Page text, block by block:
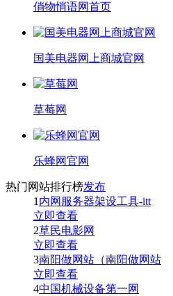
俏物悄语网首页
国美电器网上商城官网
草莓网
乐蜂网官网
热门网站排行榜发布
1 内网服务器架设工具-itt
立即查看
2草民电影网
立即查看
3南阳做网站（南阳做网站
立即查看
4中国机械设备第一网